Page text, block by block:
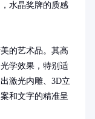
水晶奖牌的质感
的艺术品。其高
学效果，特别适
激光内雕、3D立
和文字的精准呈